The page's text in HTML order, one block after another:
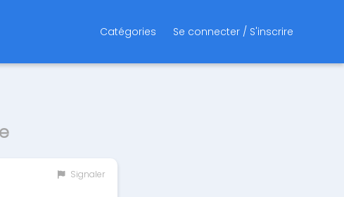
Catégories Se connecter / S'inscrire
Signaler